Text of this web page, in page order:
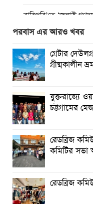
রাবিপ্রবি’তে ‘জুলাই
প্রত্যেক অপরাধীর
না কেন”-চট্টগ্রামে জুলাই
গণঅভ্যুত্থানের অর্জন আজ
খপ্পরে : আবু হাসান টিপু
রাঙামাটিতে “ফিরে
শীর্ষক “কথকতা”
ছুটির রাতে খোলা ভূমি
পরবাস এর আরও খবর
গ্রেটার
গ্রীষ্মকালীন
যুক্তরাজ্যে
চট্টগ্রামের
রেডব্রিজ
কমিটির সভা
রেডব্রিজ